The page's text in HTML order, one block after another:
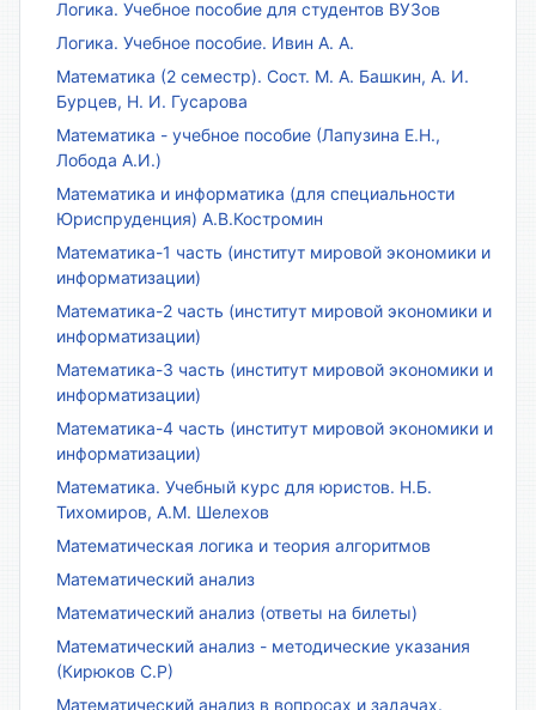
Логика. Учебное пособие для студентов ВУЗов
Логика. Учебное пособие. Ивин А. А.
Математика (2 семестр). Сост. М. А. Башкин, А. И.
Бурцев, Н. И. Гусарова
Математика - учебное пособие (Лапузина Е.Н.,
Лобода А.И.)
Математика и информатика (для специальности
Юриспруденция) А.В.Костромин
Математика-1 часть (институт мировой экономики и
информатизации)
Математика-2 часть (институт мировой экономики и
информатизации)
Математика-3 часть (институт мировой экономики и
информатизации)
Математика-4 часть (институт мировой экономики и
информатизации)
Математика. Учебный курс для юристов. Н.Б.
Тихомиров, А.М. Шелехов
Математическая логика и теория алгоритмов
Математический анализ
Математический анализ (ответы на билеты)
Математический анализ - методические указания
(Кирюков С.Р)
Математический анализ в вопросах и задачах.